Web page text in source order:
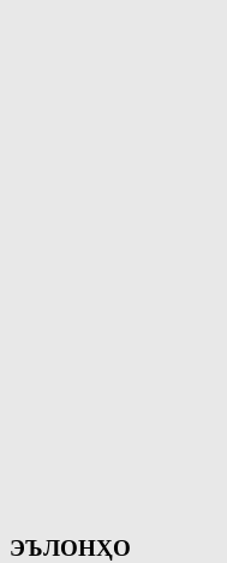
ЭЪЛОНҲО